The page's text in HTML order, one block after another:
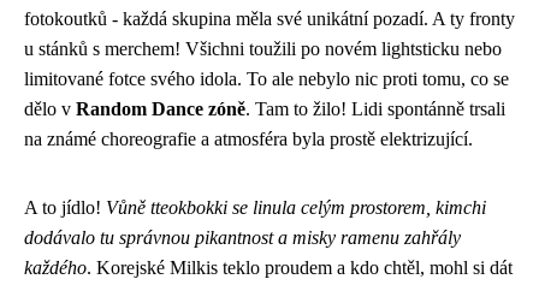
fotokoutků - každá skupina měla své unikátní pozadí. A ty fronty
u stánků s merchem! Všichni toužili po novém lightsticku nebo
limitované fotce svého idola. To ale nebylo nic proti tomu, co se
dělo v Random Dance zóně. Tam to žilo! Lidi spontánně trsali
na známé choreografie a atmosféra byla prostě elektrizující.
A to jídlo! Vůně tteokbokki se linula celým prostorem, kimchi
dodávalo tu správnou pikantnost a misky ramenu zahřály
každého. Korejské Milkis teklo proudem a kdo chtěl, mohl si dát